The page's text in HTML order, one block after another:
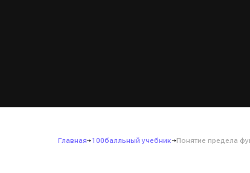
Главная 100балльный учебник Понятие предела